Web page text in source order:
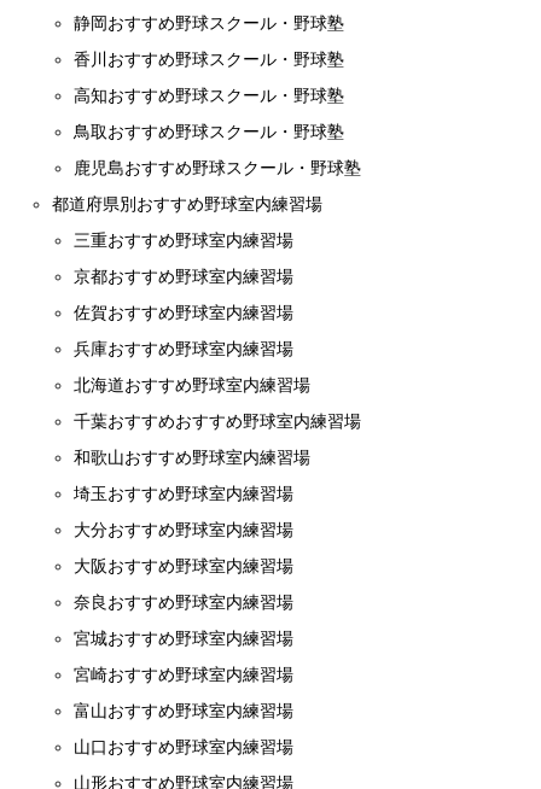
静岡おすすめ野球スクール・野球塾
香川おすすめ野球スクール・野球塾
高知おすすめ野球スクール・野球塾
鳥取おすすめ野球スクール・野球塾
鹿児島おすすめ野球スクール・野球塾
都道府県別おすすめ野球室内練習場
三重おすすめ野球室内練習場
京都おすすめ野球室内練習場
佐賀おすすめ野球室内練習場
兵庫おすすめ野球室内練習場
北海道おすすめ野球室内練習場
千葉おすすめおすすめ野球室内練習場
和歌山おすすめ野球室内練習場
埼玉おすすめ野球室内練習場
大分おすすめ野球室内練習場
大阪おすすめ野球室内練習場
奈良おすすめ野球室内練習場
宮城おすすめ野球室内練習場
宮崎おすすめ野球室内練習場
富山おすすめ野球室内練習場
山口おすすめ野球室内練習場
山形おすすめ野球室内練習場